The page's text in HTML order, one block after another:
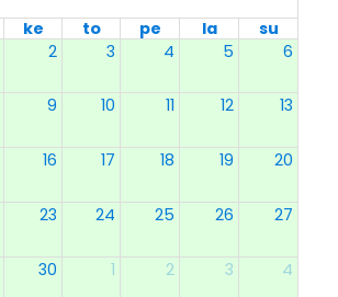
ke to pe la
su
2 3 4 5 6
9 10 11 12 13
16 17 18 19 20
23 24 25 26 27
30 1 2 3 4